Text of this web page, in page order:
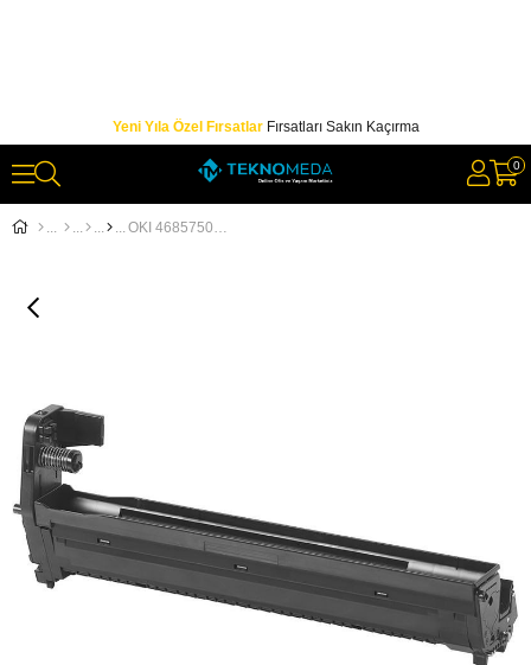
Yeni Yıla Özel FırsatlarFırsatları Sakın Kaçırma
0
OKI 46857508 DRUM-K-C824-C834-C844 SİYAH DRUM 30.000 SAYFA